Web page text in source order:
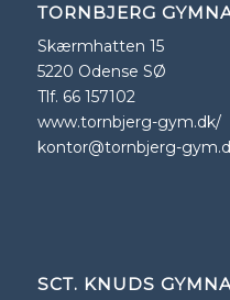
TORNBJERG
Skærmhatten 15
5220 Odense SØ
Tlf. 66 157102
www.tornbjerg-gym.dk/
kontor@tornbjerg-
SCT. KNUDS